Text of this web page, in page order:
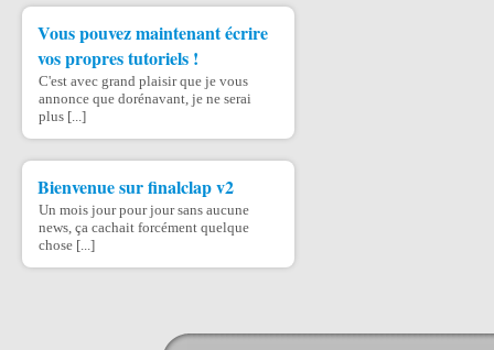
Vous pouvez maintenant écrire
vos propres tutoriels !
C'est avec grand plaisir que je vous
annonce que dorénavant, je ne serai
plus [...]
Bienvenue sur finalclap v2
Un mois jour pour jour sans aucune
news, ça cachait forcément quelque
chose [...]